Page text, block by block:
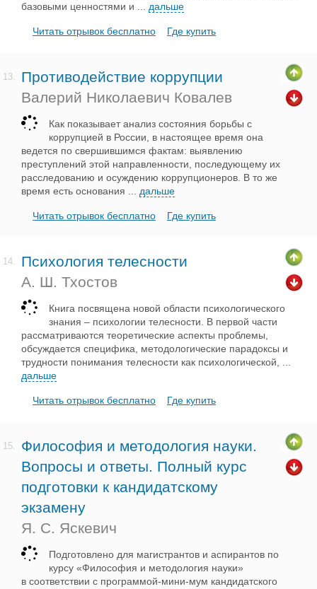
базовыми ценностями и
дальше
Читать отрывок бесплатно Где купить
13.
Противодействие коррупции
Валерий Николаевич Ковалев
Как показывает анализ состояния борьбы с
коррупцией в России, в настоящее время она
ведется по свершившимся фактам: выявлению
преступлений этой направленности, последующему их
расследованию и осуждению коррупционеров. В то же
время есть основания
дальше
Читать отрывок бесплатно Где купить
14.
Психология телесности
А. Ш. Тхостов
Книга посвящена новой области психологического
знания – психологии телесности. В первой части
рассматриваются теоретические аспекты проблемы,
обсуждается специфика, методологические парадоксы и
трудности понимания телесности как психологической,
дальше
Читать отрывок бесплатно Где купить
15.
Философия и методология науки.
Вопросы и ответы. Полный курс
подготовки к кандидатскому
экзамену
Я. С. Яскевич
Подготовлено для магистрантов и аспирантов по
курсу «Философия и методология науки»
в соответствии с программой-мини-мум кандидатского